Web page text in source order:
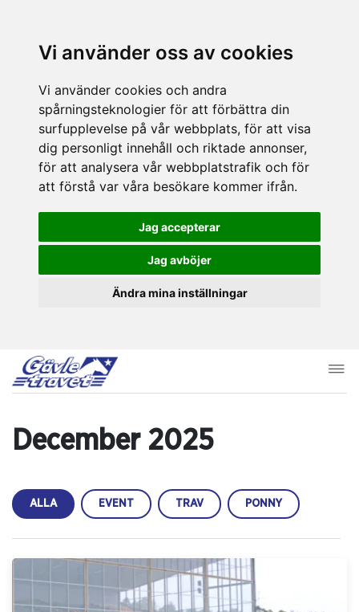
Vi använder oss av cookies
Vi använder cookies och andra
spårningsteknologier för att förbättra din
surfupplevelse på vår webbplats, för att visa
dig personligt innehåll och riktade annonser,
för att analysera vår webbplatstrafik och för
att förstå var våra besökare kommer ifrån.
Jag accepterar
Jag avböjer
Ändra mina inställningar
December 2025
ALLA EVENT TRAV PONNY